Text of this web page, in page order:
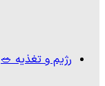
رژیم و تغذیه 🥗